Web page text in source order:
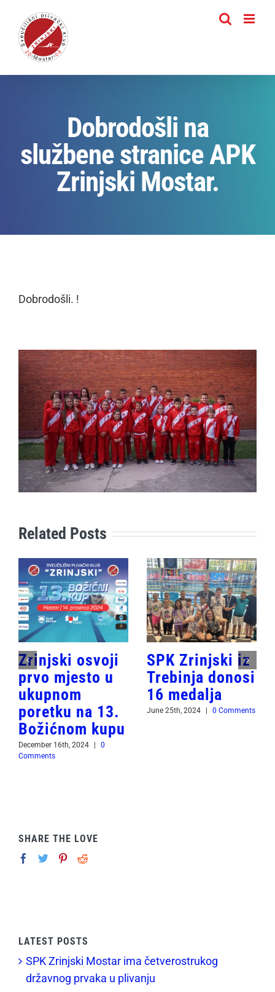
content
Dobrodošli na
službene stranice APK
Zrinjski Mostar.
Dobrodošli. !
Related Posts
Zrinjski osvoji
prvo mjesto u
ukupnom
poretku na 13.
Božićnom kupu
December 16th, 2024
0
Comments
SPK Zrinjski iz
Trebinja donosi
16 medalja
June 25th, 2024 0 Comments
SHARE THE LOVE
LATEST POSTS
SPK Zrinjski Mostar ima četverostrukog
državnog prvaka u plivanju